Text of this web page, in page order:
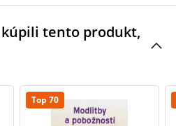
tento produkt,
Top 70